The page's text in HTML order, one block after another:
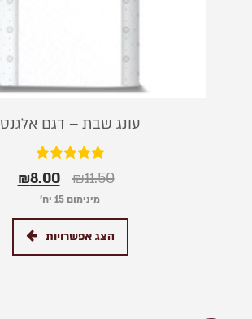
עונג שבת – דגם אלגנט
דורג
5.00
מתוך 5
₪11.50
₪8.00
מינימום 15 יח׳
הצג אפשרויות